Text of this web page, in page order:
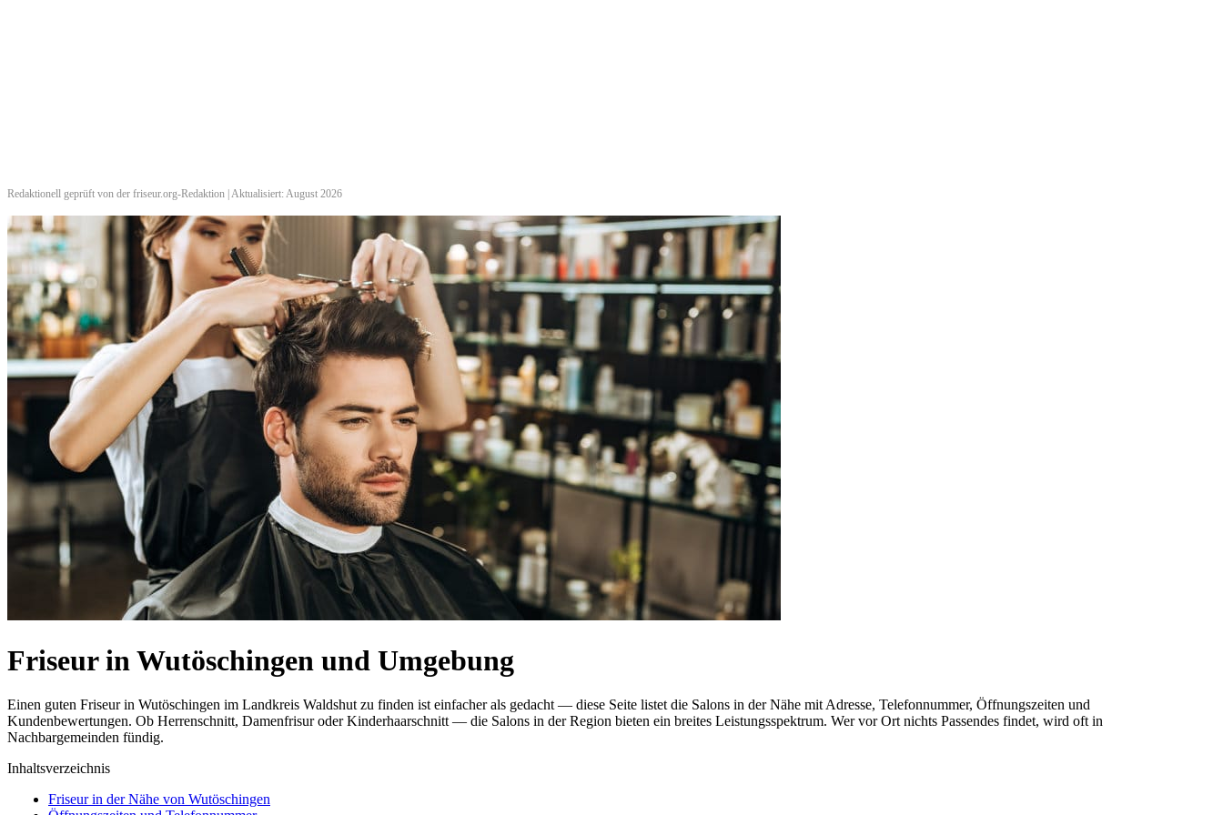
Redaktionell geprüft von der friseur.org-Redaktion | Aktualisiert: August 2026
Friseur in Wutöschingen und Umgebung
Einen guten Friseur in Wutöschingen im Landkreis Waldshut zu finden ist einfacher als gedacht — diese Seite listet die Salons in der Nähe mit Adresse, Telefonnummer, Öffnungszeiten und
Kundenbewertungen. Ob Herrenschnitt, Damenfrisur oder Kinderhaarschnitt — die Salons in der Region bieten ein breites Leistungsspektrum. Wer vor Ort nichts Passendes findet, wird oft in
Nachbargemeinden fündig.
Inhaltsverzeichnis
Friseur in der Nähe von Wutöschingen